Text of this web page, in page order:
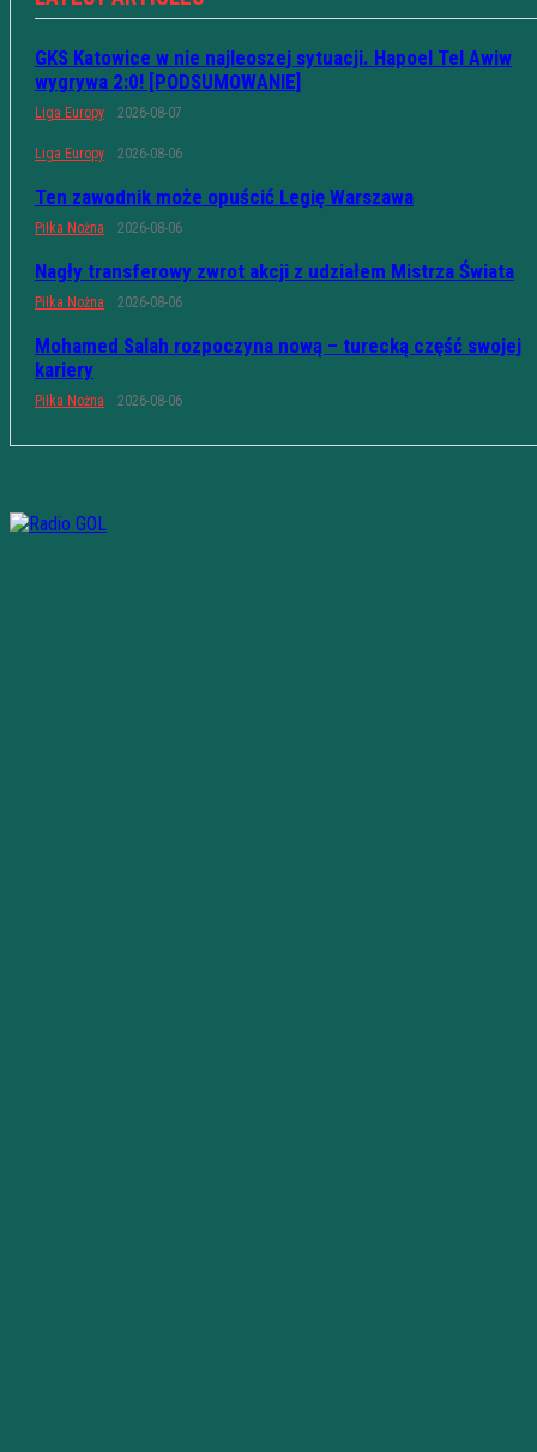
GKS Katowice w nie najleoszej sytuacji. Hapoel Tel Awiw
wygrywa 2:0! [PODSUMOWANIE]
Liga Europy 2026-08-07
Liga Europy 2026-08-06
Ten zawodnik może opuścić Legię Warszawa
Piłka Nożna 2026-08-06
Nagły transferowy zwrot akcji z udziałem Mistrza Świata
Piłka Nożna 2026-08-06
Mohamed Salah rozpoczyna nową – turecką część swojej
kariery
Piłka Nożna 2026-08-06